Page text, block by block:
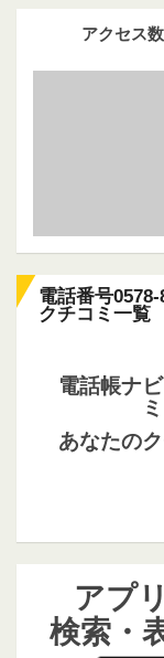
アクセス数
電話番号
クチコミ一覧
電話帳ナ
あなたの
アプ
検索・